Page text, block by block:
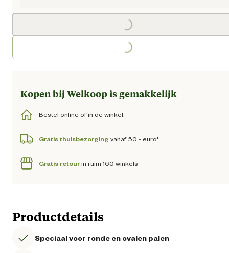
Loading...
Loading...
Kopen bij Welkoop is gemakkelijk
Bestel online of in de winkel.
Gratis thuisbezorging vanaf 50,- euro*
Gratis retourin ruim 160 winkels
Productdetails
Speciaal voor ronde en ovalen palen